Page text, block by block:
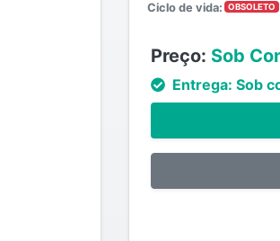
Ciclo de vida:
OBSOLETO
Preço: Sob
Entrega: Sob